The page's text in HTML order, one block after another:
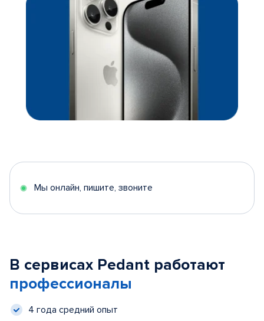
Мы онлайн, пишите, звоните
В сервисах Pedant работают
профессионалы
4 года средний опыт